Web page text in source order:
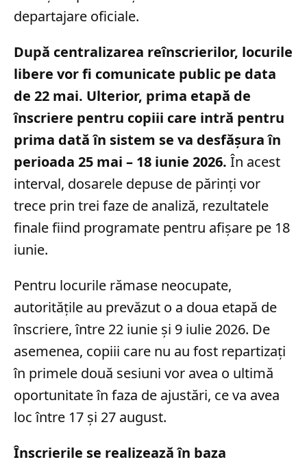
departajare oficiale.
După centralizarea reînscrierilor, locurile
libere vor fi comunicate public pe data
de 22 mai. Ulterior, prima etapă de
înscriere pentru copiii care intră pentru
prima dată în sistem se va desfășura în
perioada 25 mai – 18 iunie 2026. În acest
interval, dosarele depuse de părinți vor
trece prin trei faze de analiză, rezultatele
finale fiind programate pentru afișare pe 18
iunie.
Pentru locurile rămase neocupate,
autoritățile au prevăzut o a doua etapă de
înscriere, între 22 iunie și 9 iulie 2026. De
asemenea, copiii care nu au fost repartizați
în primele două sesiuni vor avea o ultimă
oportunitate în faza de ajustări, ce va avea
loc între 17 și 27 august.
Înscrierile se realizează în baza